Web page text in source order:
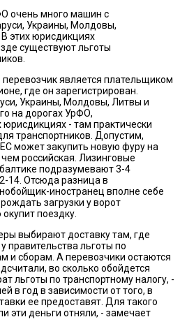
очень много машин с
Украины, Молдовы,
этих юрисдикциях
существуют льготы
является плательщиком
где он зарегистрирован.
Украины, Молдовы, Литвы и
на дорогах УрФО,
юрисдикциях - там практически
транспортников. Допустим,
может закупить новую фуру на
российская. Лизинговые
подразумевают 3-4
14. Отсюда разница в
иностранец вполне себе
загрузки у ворот
поездку.
выбирают доставку там, где
правительства льготы по
и сборам. А перевозчики остаются
во сколько обойдется
льготы по транспортному налогу, -
в год в зависимости от того, в
ее предоставят. Для такого
эти деньги отняли, - замечает